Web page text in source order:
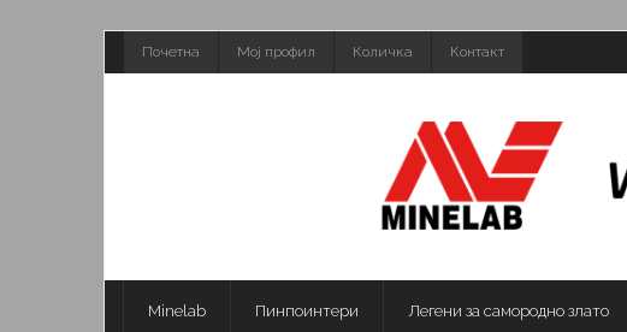
to
Почетна Мој профил Количка Контакт
Minelab Пинпоинтери Легени за самородно злато